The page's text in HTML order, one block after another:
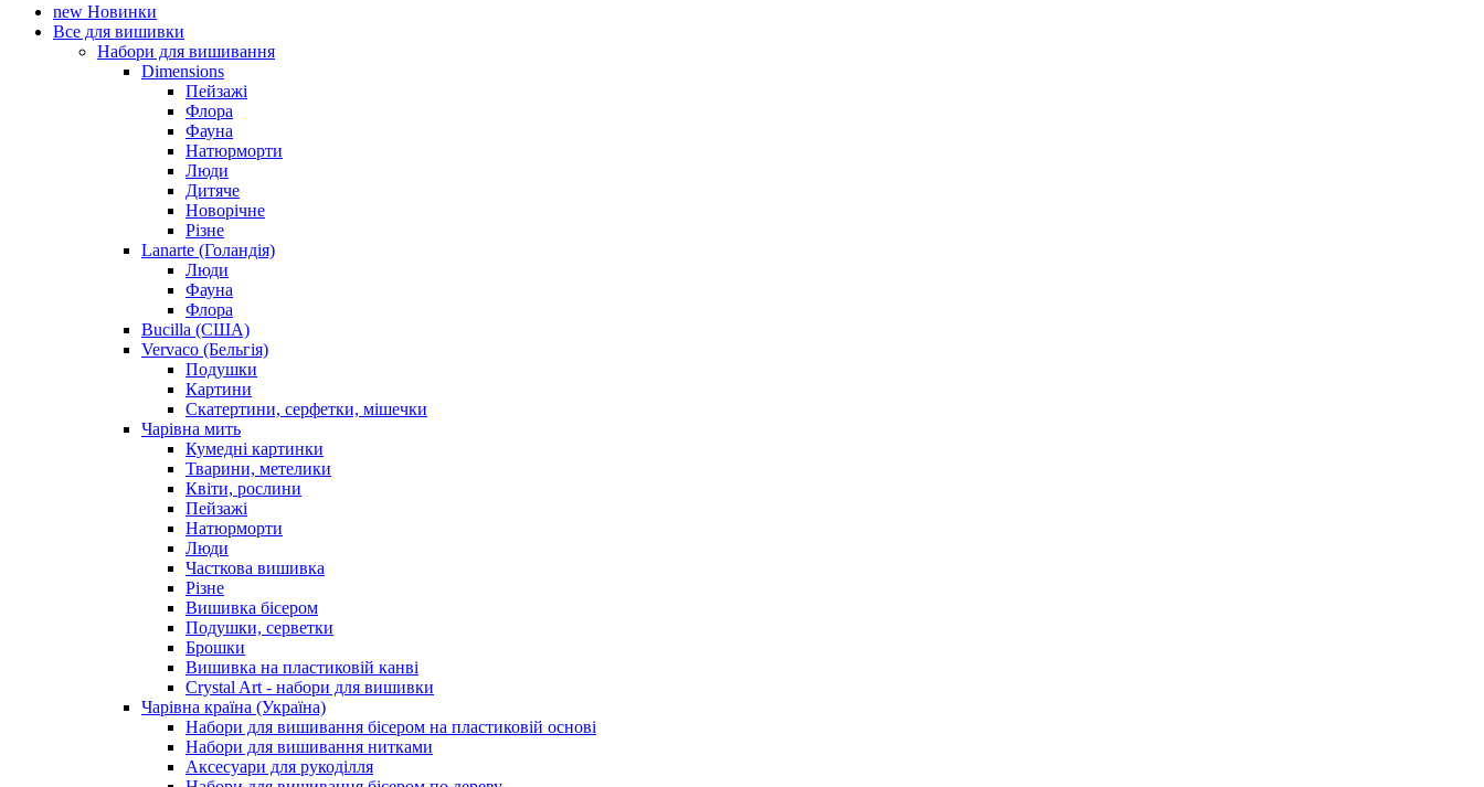
new Новинки
Все для вишивки
Набори для вишивання
Dimensions
Пейзажі
Флора
Фауна
Натюрморти
Люди
Дитяче
Новорічне
Різне
Lanarte (Голандія)
Люди
Фауна
Флора
Bucilla (США)
Vervaco (Бельгія)
Подушки
Картини
Скатертини, серфетки, мішечки
Чарiвна мить
Кумедні картинки
Тварини, метелики
Квіти, рослини
Пейзажі
Натюрморти
Люди
Часткова вишивка
Різне
Вишивка бісером
Подушки, серветки
Брошки
Вишивка на пластиковій канві
Crystal Art - набори для вишивки
Чарівна країна (Україна)
Набори для вишивання бісером на пластиковій основі
Набори для вишивання нитками
Аксесуари для рукоділля